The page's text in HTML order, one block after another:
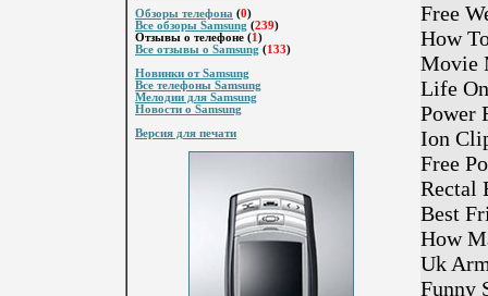
Обзоры телефона (0)
Все обзоры Samsung (239)
Отзывы о телефоне (1 )
Все отзывы о Samsung (133)
Новинки от Samsung
Все телефоны Samsung
Мелодии для Samsung
Новости о Samsung
Версия для печати
Free
How
Movie
Life
Power
Ion
Free
Rectal
Best
How
Uk
Funny